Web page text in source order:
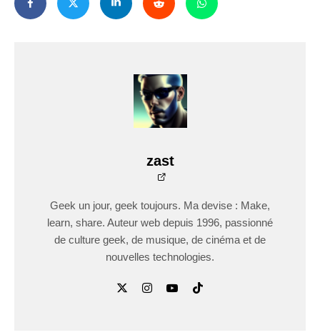
zast
Geek un jour, geek toujours. Ma devise : Make,
learn, share. Auteur web depuis 1996, passionné
de culture geek, de musique, de cinéma et de
nouvelles technologies.